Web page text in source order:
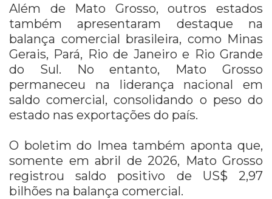
Além de Mato Grosso, outros estados
também apresentaram destaque na
balança comercial brasileira, como Minas
Gerais, Pará, Rio de Janeiro e Rio Grande
do Sul. No entanto, Mato Grosso
permaneceu na liderança nacional em
saldo comercial, consolidando o peso do
estado nas exportações do país.
O boletim do Imea também aponta que,
somente em abril de 2026, Mato Grosso
registrou saldo positivo de US$ 2,97
bilhões na balança comercial.